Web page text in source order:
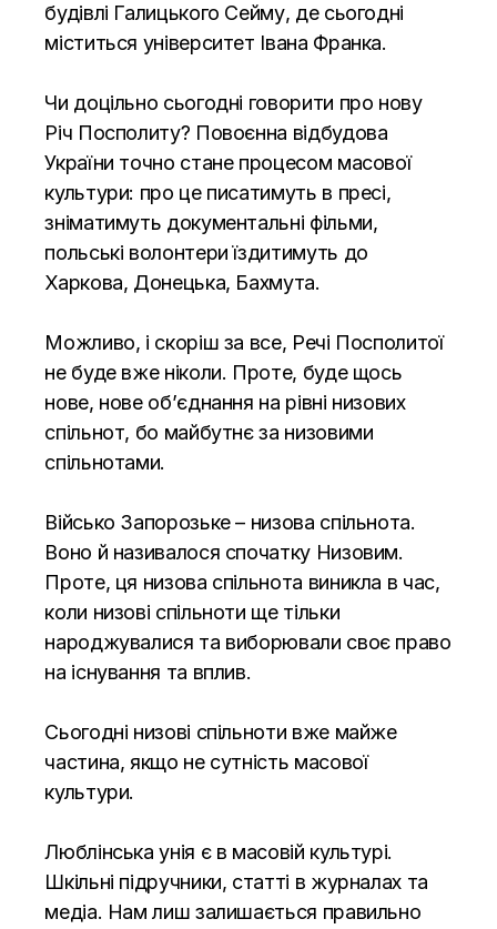
будівлі Галицького Сейму, де сьогодні
міститься університет Івана Франка.
Чи доцільно сьогодні говорити про нову
Річ Посполиту? Повоєнна відбудова
України точно стане процесом масової
культури: про це писатимуть в пресі,
зніматимуть документальні фільми,
польські волонтери їздитимуть до
Харкова, Донецька, Бахмута.
Можливо, і скоріш за все, Речі Посполитої
не буде вже ніколи. Проте, буде щось
нове, нове об’єднання на рівні низових
спільнот, бо майбутнє за низовими
спільнотами.
Військо Запорозьке – низова спільнота.
Воно й називалося спочатку Низовим.
Проте, ця низова спільнота виникла в час,
коли низові спільноти ще тільки
народжувалися та виборювали своє право
на існування та вплив.
Сьогодні низові спільноти вже майже
частина, якщо не сутність масової
культури.
Люблінська унія є в масовій культурі.
Шкільні підручники, статті в журналах та
медіа. Нам лиш залишається правильно